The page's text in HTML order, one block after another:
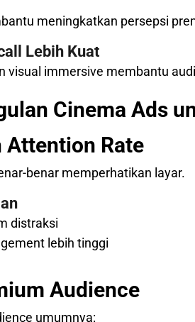
meningkatkan persepsi
Lebih Kuat
visual immersive membantu
Cinema Ads
Attention Rate
benar memperhatikan layar.
distraksi
lebih tinggi
Audience
umumnya: